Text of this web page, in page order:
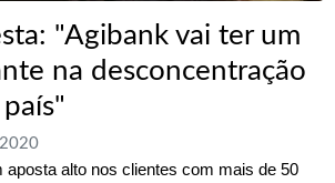
"Agibank vai ter um
na desconcentração
2020
aposta alto nos clientes com mais de 50